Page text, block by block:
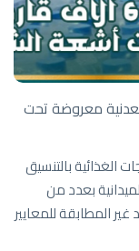
مياه معدنية معروضة تحت
الغذائية بالتنسيق
بعدد من
المطابقة للمعايير